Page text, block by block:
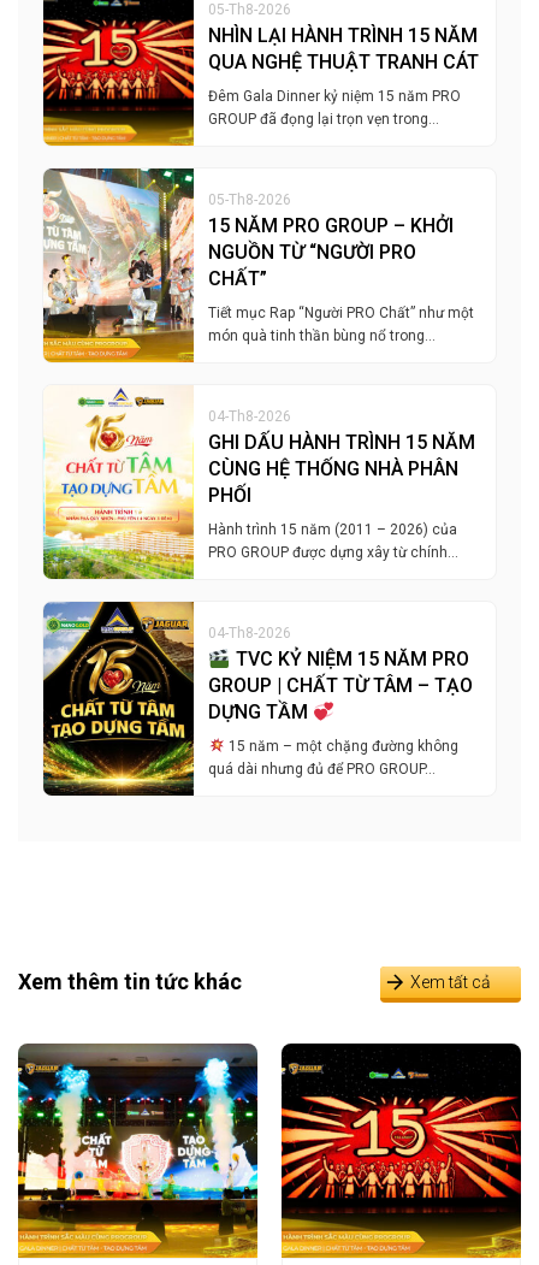
05-Th8-2026
NHÌN LẠI HÀNH TRÌNH 15 NĂM
QUA NGHỆ THUẬT TRANH CÁT
Đêm Gala Dinner kỷ niệm 15 năm PRO
GROUP đã đọng lại trọn vẹn trong…
05-Th8-2026
15 NĂM PRO GROUP – KHỞI
NGUỒN TỪ “NGƯỜI PRO
CHẤT”
Tiết mục Rap “Người PRO Chất” như một
món quà tinh thần bùng nổ trong…
04-Th8-2026
GHI DẤU HÀNH TRÌNH 15 NĂM
CÙNG HỆ THỐNG NHÀ PHÂN
PHỐI
Hành trình 15 năm (2011 – 2026) của
PRO GROUP được dựng xây từ chính…
04-Th8-2026
TVC KỶ NIỆM 15 NĂM PRO
GROUP | CHẤT TỪ TÂM – TẠO
DỰNG TẦM
15 năm – một chặng đường không
quá dài nhưng đủ để PRO GROUP…
Xem thêm tin tức khác Xem tất cả